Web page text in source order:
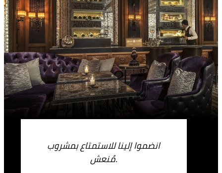
انضموا إلينا للاستمتاع بمشروب
مُنعش.